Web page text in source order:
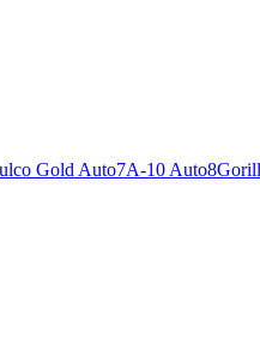
Gold Auto7A-10 Auto8